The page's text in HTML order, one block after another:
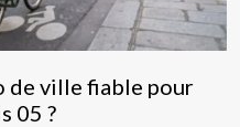
de ville fiable pour
05 ?